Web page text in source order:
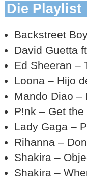
Die Playlist
Backstreet
David Guetta
Ed Sheeran –
Loona – Hijo
Mando Diao –
P!nk – Get
Lady Gaga –
Rihanna –
Shakira –
Shakira –